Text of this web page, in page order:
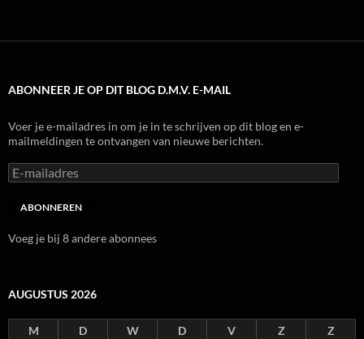
ABONNEER JE OP DIT BLOG D.M.V. E-MAIL
Voer je e-mailadres in om je in te schrijven op dit blog en e-
mailmeldingen te ontvangen van nieuwe berichten.
E-
mailadres
ABONNEREN
Voeg je bij 8 andere abonnees
AUGUSTUS 2026
M D W D V Z
Z